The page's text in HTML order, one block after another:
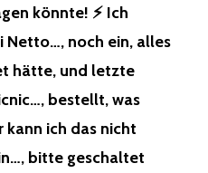
…
L
D
…
könnte! ⚡️ Ich
Netto…, noch ein, alles
hätte, und letzte
bestellt, was
ich das nicht
bitte geschaltet